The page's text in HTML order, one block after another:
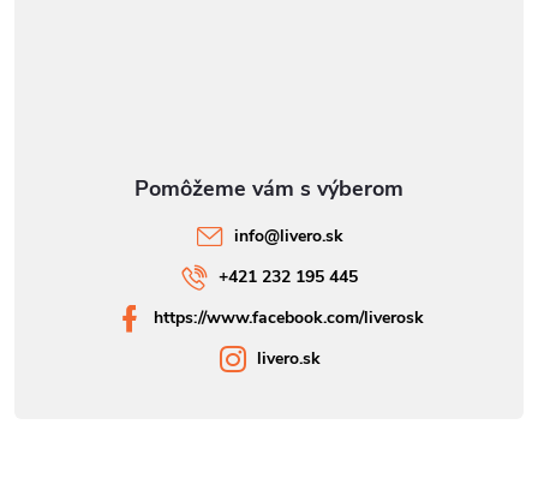
info@livero.sk
+421 232 195 445
https://www.facebook.com/liverosk
livero.sk